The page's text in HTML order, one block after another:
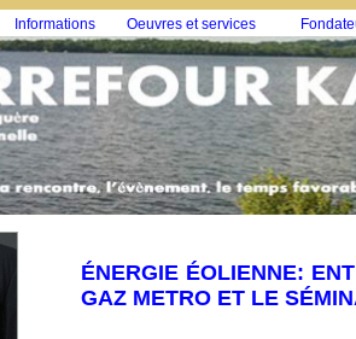
Informations Oeuvres et services
ÉNERGIE ÉOLIENNE:
GAZ METRO ET LE